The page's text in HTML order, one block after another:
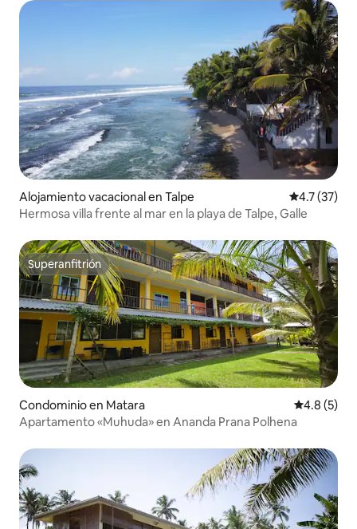
Alojamiento vacacional en Talpe Calificación
4.7 (37)
Hermosa villa frente al mar en la playa de Talpe, Galle
Superanfitrión
Superanfitrión
Condominio en Matara
4.8 (5)
Apartamento «Muhuda» en Ananda Prana Polhena